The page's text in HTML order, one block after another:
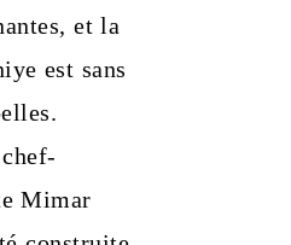
et la
est sans
Mimar